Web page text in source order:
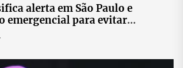
alerta em São Paulo e
emergencial para evitar
de energia